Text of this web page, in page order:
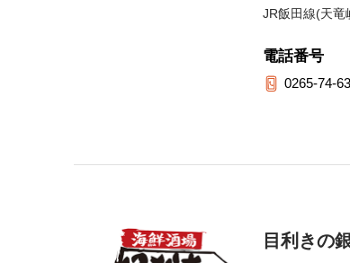
JR飯田線(天竜
電話番号
0265-74-
目利きの